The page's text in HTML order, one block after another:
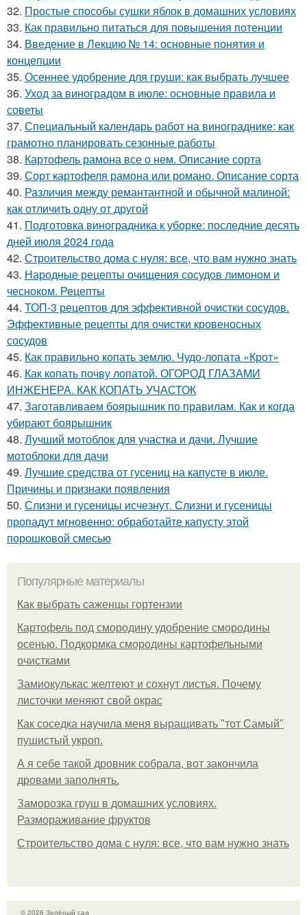
32. Простые способы сушки яблок в домашних условиях
33. Как правильно питаться для повышения потенции
34. Введение в Лекцию № 14: основные понятия и
концепции
35. Осеннее удобрение для груши: как выбрать лучшее
36. Уход за виноградом в июле: основные правила и
советы
37. Специальный календарь работ на винограднике: как
грамотно планировать сезонные работы
38. Картофель рамона все о нем. Описание сорта
39. Сорт картофеля рамона или романо. Описание сорта
40. Различия между ремантантной и обычной малиной:
как отличить одну от другой
41. Подготовка виноградника к уборке: последние десять
дней июля 2024 года
42. Строительство дома с нуля: все, что вам нужно знать
43. Народные рецепты очищения сосудов лимоном и
чесноком. Рецепты
44. ТОП-3 рецептов для эффективной очистки сосудов.
Эффективные рецепты для очистки кровеносных
сосудов
45. Как правильно копать землю. Чудо-лопата «Крот»
46. Как копать почву лопатой. ОГОРОД ГЛАЗАМИ
ИНЖЕНЕРА. КАК КОПАТЬ УЧАСТОК
47. Заготавливаем боярышник по правилам. Как и когда
убирают боярышник
48. Лучший мотоблок для участка и дачи. Лучшие
мотоблоки для дачи
49. Лучшие средства от гусениц на капусте в июле.
Причины и признаки появления
50. Слизни и гусеницы исчезнут. Слизни и гусеницы
пропадут мгновенно: обработайте капусту этой
порошковой смесью
Популярные материалы
Как выбрать саженцы гортензии
Картофель под смородину удобрение смородины
осенью. Подкормка смородины картофельными
очистками
Замиокулькас желтеют и сохнут листья. Почему
листочки меняют свой окрас
Как соседка научила меня выращивать "тот Самый"
пушистый укроп.
А я себе такой дровник собрала, вот закончила
дровами заполнять.
Заморозка груш в домашних условиях.
Размораживание фруктов
Строительство дома с нуля: все, что вам нужно знать
© 2026 Зелёный сад